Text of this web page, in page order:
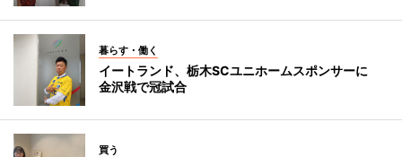
暮らす・働く
イートランド、栃木SCユニホームスポンサーに
金沢戦で冠試合
買う